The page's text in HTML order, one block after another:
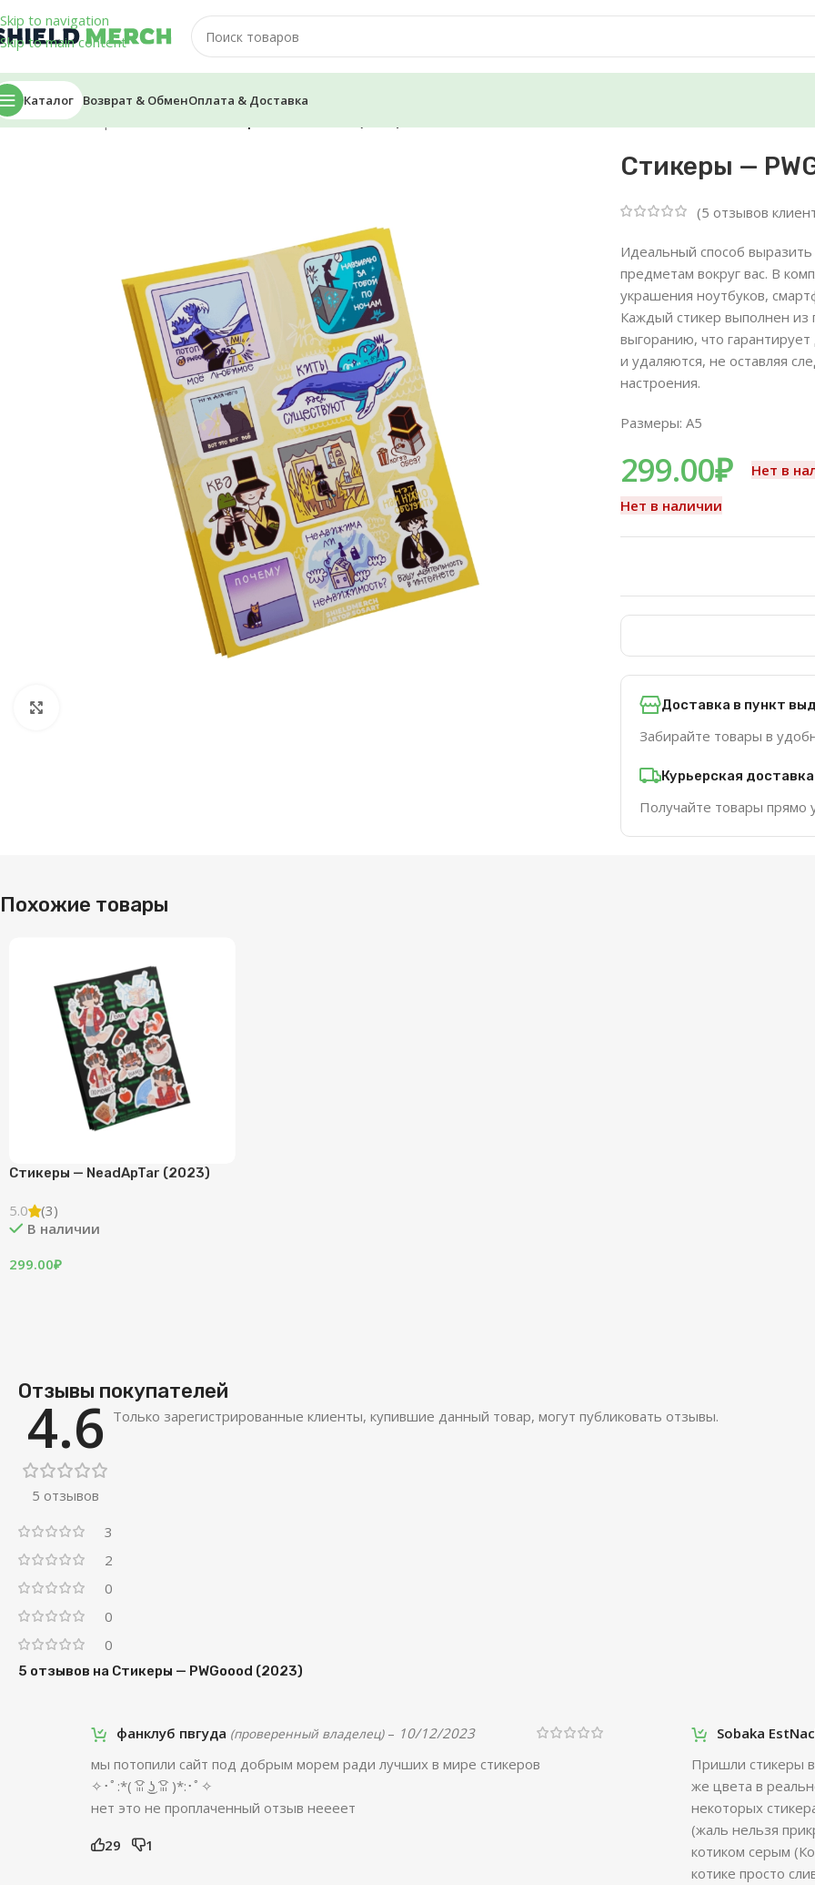
Skip to navigation
Skip to main content
Каталог Возврат & ОбменОплата & Доставка
Главная/Стикеры и Наклейки
Стикеры —
(5 отзывов
Идеальный способ
предметам вокруг вас. В
украшения ноутбуков,
Каждый стикер выполнен из
выгоранию, что гарантирует
и удаляются, не оставляя
настроения.
Размеры: A5
299.00₽
Нет в
Нет в наличии
Доставка в пункт
Забирайте товары в
Курьерская доставка
Получайте товары прямо
Похожие товары
Стикеры — NeadApTar (2023)
5.0
(3)
В наличии
299.00₽
Отзывы покупателей
4.6
5 отзывов
3
2
0
0
0
5 отзывов на Стикеры — PWGoood (2023)
фанклуб пвгуда (проверенный владелец) – 10/12/2023
мы потопили сайт под добрым морем ради лучших в мире стикеров
✧･ﾟ:*( ͡ꈍ ͜ʖ̫ ͡ꈍ )*:･ﾟ✧
нет это не проплаченный отзыв неееет
29 1
Sobaka
Пришли стикеры в
же цвета в
некоторых
(жаль нельзя
котиком серым
котике просто
Только зарегистрированные клиенты, купившие данный товар, могут публиковать отзывы.